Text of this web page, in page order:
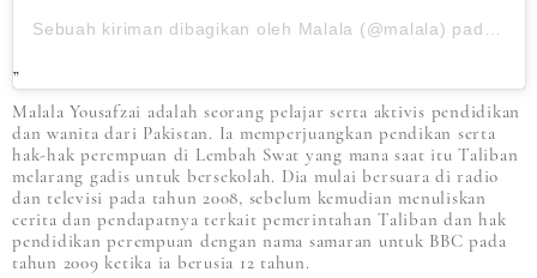
Sebuah kiriman dibagikan oleh Malala (@malala) pada
Malala Yousafzai adalah seorang pelajar serta aktivis pendidikan
dan wanita dari Pakistan. Ia memperjuangkan pendikan serta
hak-hak perempuan di Lembah Swat yang mana saat itu Taliban
melarang gadis untuk bersekolah. Dia mulai bersuara di radio
dan televisi pada tahun 2008, sebelum kemudian menuliskan
cerita dan pendapatnya terkait pemerintahan Taliban dan hak
pendidikan perempuan dengan nama samaran untuk BBC pada
tahun 2009 ketika ia berusia 12 tahun.